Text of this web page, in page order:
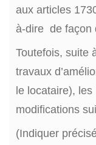
aux articles
à-dire de façon
Toutefois, suite
travaux
le locataire), les
modifications
(Indiquer